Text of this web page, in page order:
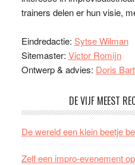
trainers delen er hun visie,
Eindredactie: Sytse Wilman
Sitemaster: Victor Romijn
Ontwerp & advies: Doris
DE VIJF MEEST
De wereld een klein beetje
Zelf een impro-evenement